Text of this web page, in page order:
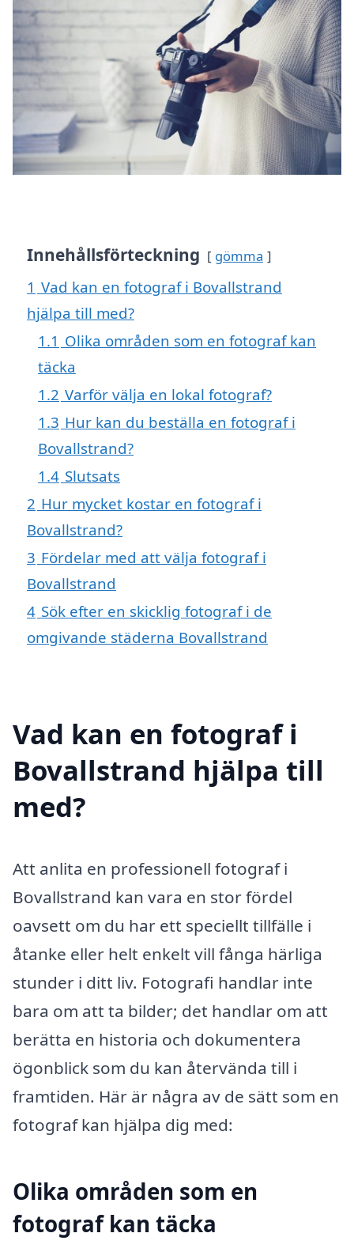
Innehållsförteckning gömma
1 Vad kan en fotograf i Bovallstrand
hjälpa till med?
1.1 Olika områden som en fotograf kan
täcka
1.2 Varför välja en lokal fotograf?
1.3 Hur kan du beställa en fotograf i
Bovallstrand?
1.4 Slutsats
2 Hur mycket kostar en fotograf i
Bovallstrand?
3 Fördelar med att välja fotograf i
Bovallstrand
4 Sök efter en skicklig fotograf i de
omgivande städerna Bovallstrand
Vad kan en fotograf i
Bovallstrand hjälpa till
med?
Att anlita en professionell fotograf i
Bovallstrand kan vara en stor fördel
oavsett om du har ett speciellt tillfälle i
åtanke eller helt enkelt vill fånga härliga
stunder i ditt liv. Fotografi handlar inte
bara om att ta bilder; det handlar om att
berätta en historia och dokumentera
ögonblick som du kan återvända till i
framtiden. Här är några av de sätt som en
fotograf kan hjälpa dig med:
Olika områden som en
fotograf kan täcka